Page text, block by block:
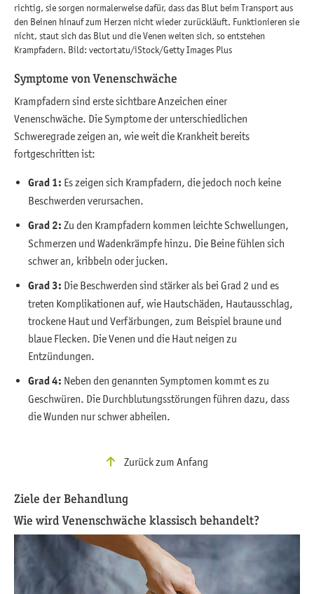
richtig, sie sorgen normalerweise dafür, dass das Blut beim Transport aus
den Beinen hinauf zum Herzen nicht wieder zurückläuft. Funktionieren sie
nicht, staut sich das Blut und die Venen weiten sich, so entstehen
Krampfadern. Bild: vectortatu/iStock/Getty Images Plus
Symptome von Venenschwäche
Krampfadern sind erste sichtbare Anzeichen einer
Venenschwäche. Die Symptome der unterschiedlichen
Schweregrade zeigen an, wie weit die Krankheit bereits
fortgeschritten ist:
Grad 1: Es zeigen sich Krampfadern, die jedoch noch keine
Beschwerden verursachen.
Grad 2: Zu den Krampfadern kommen leichte Schwellungen,
Schmerzen und Wadenkrämpfe hinzu. Die Beine fühlen sich
schwer an, kribbeln oder jucken.
Grad 3: Die Beschwerden sind stärker als bei Grad 2 und es
treten Komplikationen auf, wie Hautschäden, Hautausschlag,
trockene Haut und Verfärbungen, zum Beispiel braune und
blaue Flecken. Die Venen und die Haut neigen zu
Entzündungen.
Grad 4: Neben den genannten Symptomen kommt es zu
Geschwüren. Die Durchblutungsstörungen führen dazu, dass
die Wunden nur schwer abheilen.
Zurück zum Anfang
Ziele der Behandlung
Wie wird Venenschwäche klassisch behandelt?